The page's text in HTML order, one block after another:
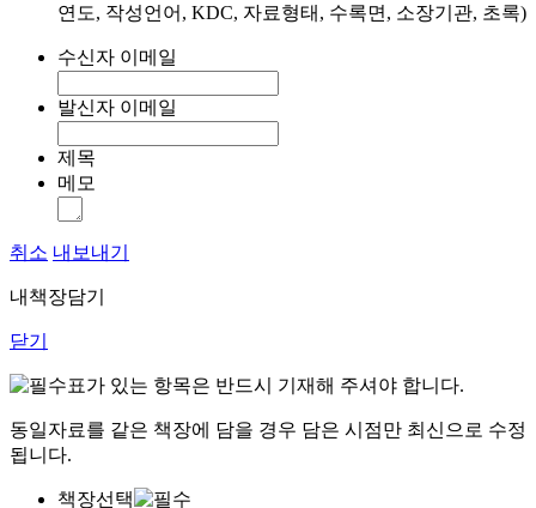
연도, 작성언어, KDC, 자료형태, 수록면, 소장기관, 초록)
수신자 이메일
발신자 이메일
제목
메모
취소 내보내기
내책장담기
닫기
표가 있는 항목은 반드시 기재해 주셔야 합니다.
동일자료를 같은 책장에 담을 경우 담은 시점만 최신으로 수정
됩니다.
책장선택